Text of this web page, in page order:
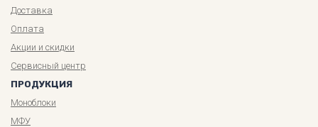
Доставка
Оплата
Акции и скидки
Сервисный центр
ПРОДУКЦИЯ
Моноблоки
МФУ